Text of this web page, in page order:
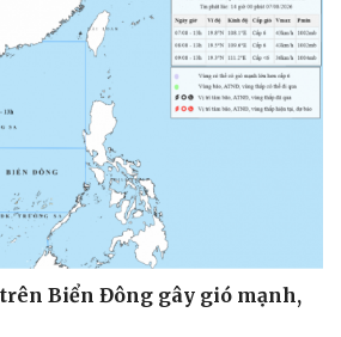
Biển Đông gây gió mạnh,